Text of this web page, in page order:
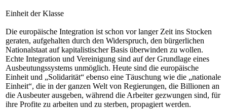
Einheit der Klasse
Die europäische Integration ist schon vor langer Zeit ins Stocken
geraten, aufgehalten durch den Widerspruch, den bürgerlichen
Nationalstaat auf kapitalistischer Basis überwinden zu wollen.
Echte Integration und Vereinigung sind auf der Grundlage eines
Ausbeutungssystems unmöglich. Heute sind die europäische
Einheit und „Solidarität“ ebenso eine Täuschung wie die „nationale
Einheit“, die in der ganzen Welt von Regierungen, die Billionen an
die Ausbeuter ausgeben, während die Arbeiter gezwungen sind, für
ihre Profite zu arbeiten und zu sterben, propagiert werden.